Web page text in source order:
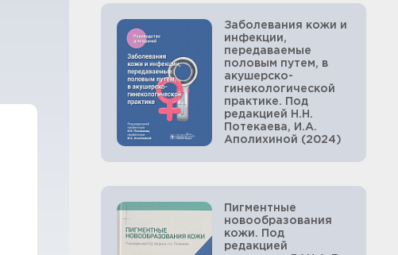
Заболевания кожи и
инфекции,
передаваемые
половым путем, в
акушерско-
гинекологической
практике. Под
редакцией Н.Н.
Потекаева, И.А.
Аполихиной (2024)
Пигментные
новообразования
кожи. Под
редакцией